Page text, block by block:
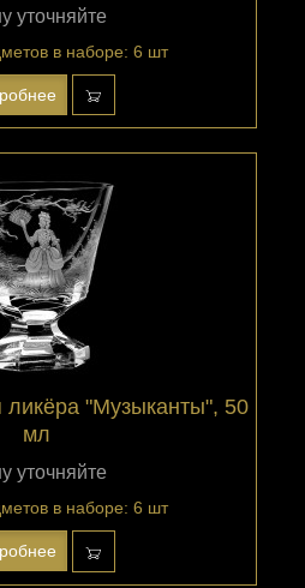
уточняйте
в наборе: 6 шт
"Музыканты", 50
мл
уточняйте
в наборе: 6 шт